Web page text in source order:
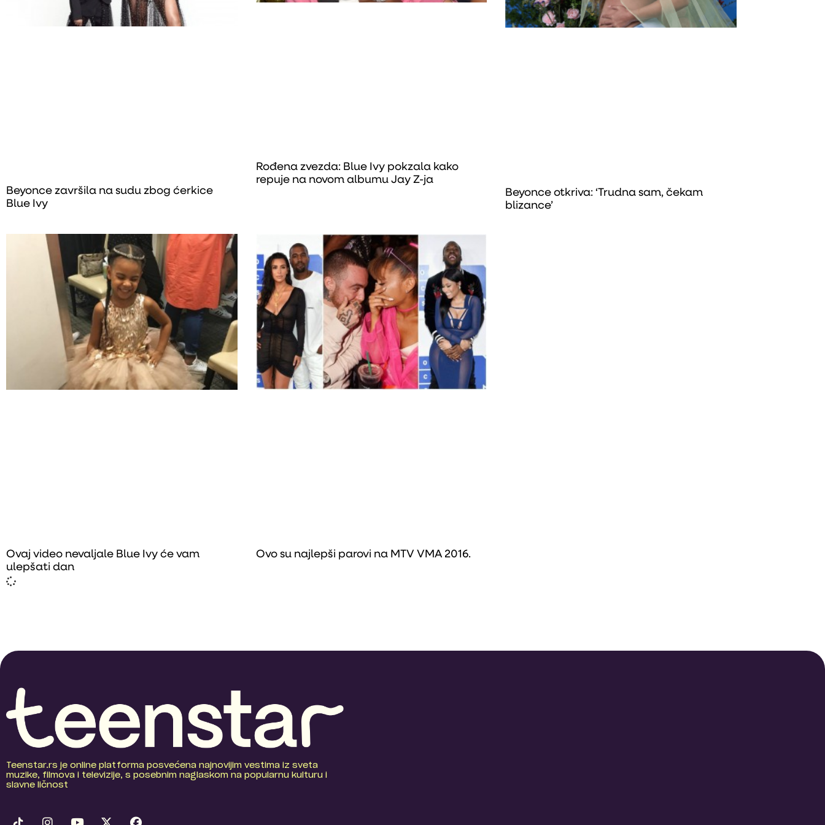
Beyonce završila na sudu zbog ćerkice
Blue Ivy
Rođena zvezda: Blue Ivy pokzala kako
repuje na novom albumu Jay Z-ja
Beyonce otkriva: ‘Trudna sam, čekam
blizance’
Ovaj video nevaljale Blue Ivy će vam
ulepšati dan
Ovo su najlepši parovi na MTV VMA 2016.
Teenstar.rs je online platforma posvećena najnovijim vestima iz sveta
muzike, filmova i televizije, s posebnim naglaskom na popularnu kulturu i
slavne ličnost